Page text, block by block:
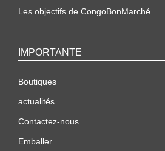
Les objectifs de CongoBonMarché.
IMPORTANTE
Boutiques
actualités
Contactez-nous
Emballer